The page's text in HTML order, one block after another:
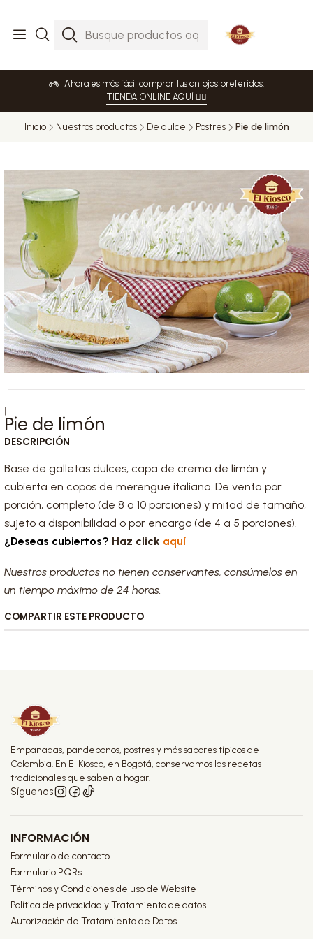
Ahora es más fácil comprar tus antojos preferidos.
TIENDA ONLINE AQUÍ 👈🏻
Inicio Nuestros productos De dulce Postres Pie de limón
|
Pie de limón
DESCRIPCIÓN
Base de galletas dulces, capa de crema de limón y
cubierta en copos de merengue italiano. De venta por
porción, completo (de 8 a 10 porciones) y mitad de tamaño,
sujeto a disponibilidad o por encargo (de 4 a 5 porciones).
¿Deseas cubiertos? Haz click aquí
Nuestros productos no tienen conservantes, consúmelos en
un tiempo máximo de 24 horas.
COMPARTIR ESTE PRODUCTO
Empanadas, pandebonos, postres y más sabores típicos de
Colombia. En El Kiosco, en Bogotá, conservamos las recetas
tradicionales que saben a hogar.
Síguenos
INFORMACIÓN
Formulario de contacto
Formulario PQRs
Términos y Condiciones de uso de Website
Política de privacidad y Tratamiento de datos
Autorización de Tratamiento de Datos